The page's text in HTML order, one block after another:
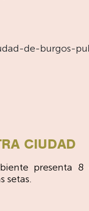
de-burgos-
CIUDAD
presenta 8
setas.